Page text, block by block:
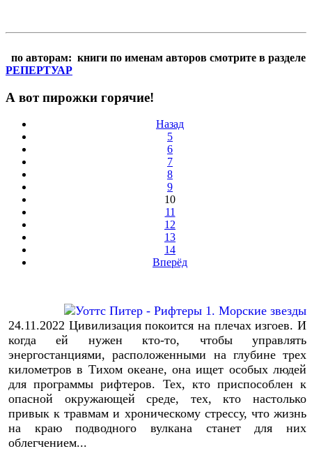
по авторам: книги по именам авторов смотрите в разделе
РЕПЕРТУАР
А вот пирожки горячие!
Назад
5
6
7
8
9
10
11
12
13
14
Вперёд
24.11.2022 Цивилизация покоится на плечах изгоев. И
когда ей нужен кто-то, чтобы управлять
энергостанциями, расположенными на глубине трех
километров в Тихом океане, она ищет особых людей
для программы рифтеров. Тех, кто приспособлен к
опасной окружающей среде, тех, кто настолько
привык к травмам и хроническому стрессу, что жизнь
на краю подводного вулкана станет для них
облегчением...